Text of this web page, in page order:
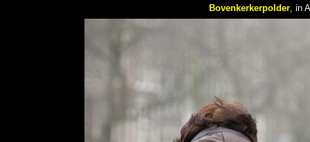
Bovenkerkerpolder, in